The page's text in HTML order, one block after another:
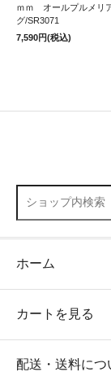
ｍｍ オールプルメリ
グ/SR3071
7,590円(税込)
ホーム
カートを見る
配送・送料につ